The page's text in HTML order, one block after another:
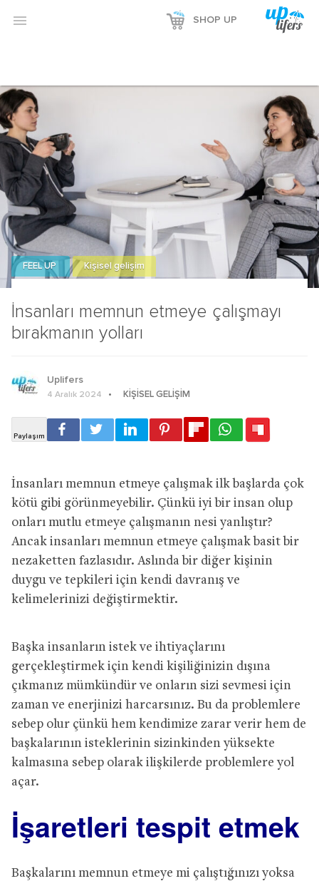
 SHOP UP
İnsanları memnun etmeye çalışmayı
bırakmanın yolları
FEEL UP Kişisel gelişim
Uplifers
4 Aralık 2024 KIŞISEL GELIŞIM
İnsanları memnun etmeye çalışmak ilk başlarda çok
kötü gibi görünmeyebilir. Çünkü iyi bir insan olup
onları mutlu etmeye çalışmanın nesi yanlıştır?
Ancak insanları memnun etmeye çalışmak basit bir
nezaketten fazlasıdır. Aslında bir diğer kişinin
duygu ve tepkileri için kendi davranış ve
kelimelerinizi değiştirmektir.
Başka insanların istek ve ihtiyaçlarını
gerçekleştirmek için kendi kişiliğinizin dışına
çıkmanız mümkündür ve onların sizi sevmesi için
zaman ve enerjinizi harcarsınız. Bu da problemlere
sebep olur çünkü hem kendimize zarar verir hem de
başkalarının isteklerinin sizinkinden yüksekte
kalmasına sebep olarak ilişkilerde problemlere yol
açar.
İşaretleri tespit etmek
Başkalarını memnun etmeye mi çalıştığınızı yoksa